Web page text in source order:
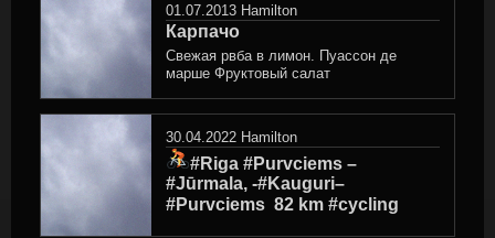
01.07.2013 Hamilton
Карпачо
Свежая рвба в лимон. Пуассон де
марше Фруктовый салат
30.04.2022 Hamilton
#Riga #Purvciems –
#Jūrmala, -#Kauguri–
#Purvciems ‍ 82 km #cycling